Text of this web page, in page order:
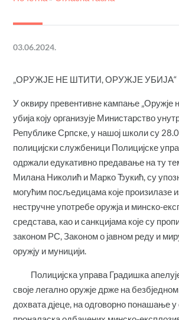
03.06.2024.
„ОРУЖЈЕ НЕ ШТИТИ, ОРУЖЈЕ УБИЈА“
У оквиру превентивне кампање „Оружје
убија коју организује Министарство
Републике Српске, у нашој школи су
полицијски службеници Полицијске
одржали едукативно предавање на ту
Милана Николић и Марко Ђукић, су
могућим посљедицама које произилазе
нестручне употребе оружја и минско-
средстава, као и санкцијама које су
законом РС, Законом о јавном реду и
оружју и муницији.
Полицијска управа Градишка
своје легално оружје држе на
дохвата дјеце, на одговорно понашање у